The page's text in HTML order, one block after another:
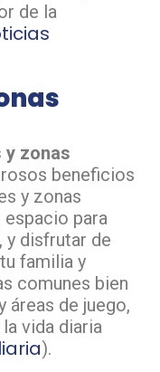
de la
y zonas
beneficios
y zonas
para
y disfrutar de
familia y
comunes bien
áreas de juego,
vida diaria​
)​.